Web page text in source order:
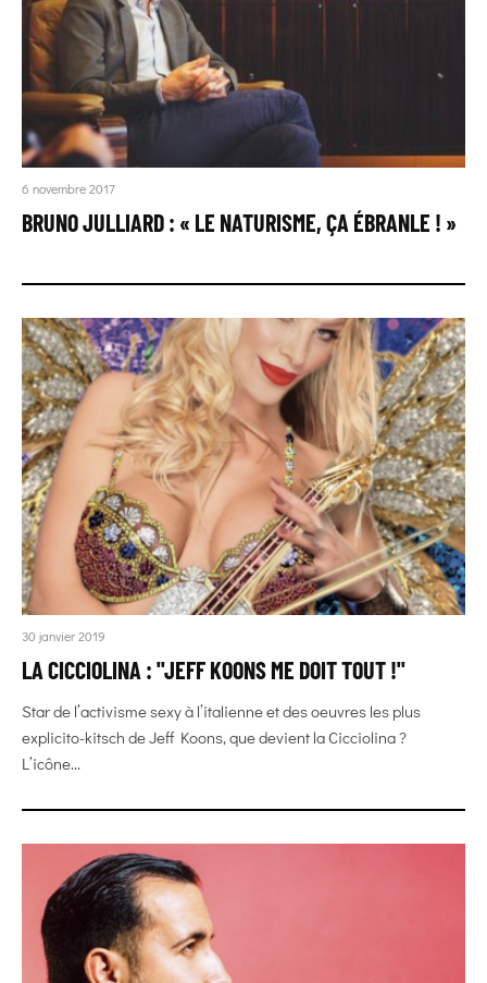
6 novembre 2017
BRUNO JULLIARD : « LE NATURISME, ÇA ÉBRANLE ! »
30 janvier 2019
LA CICCIOLINA : "JEFF KOONS ME DOIT TOUT !"
Star de l’activisme sexy à l’italienne et des oeuvres les plus
explicito-kitsch de Jeff Koons, que devient la Cicciolina ?
L’icône...